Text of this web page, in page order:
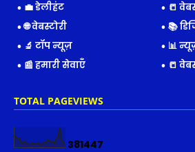
💼 डेलीहंट
📒
🌐 वेबस्टोरी
📚
🔬 टॉप न्यूज़
📊
📰 हमारी सेवाएँ
📒
TOTAL PAGEVIEWS
381447